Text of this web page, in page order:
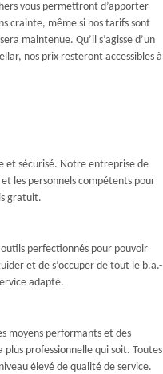
vous permettront d’apporter
crainte, même si nos tarifs sont
maintenue. Qu’il s’agisse d’un
nos prix resteront accessibles à
et sécurisé. Notre entreprise de
les personnels compétents pour
gratuit.
perfectionnés pour pouvoir
et de s’occuper de tout le b.a.-
adapté.
moyens performants et des
professionnelle qui soit. Toutes
élevé de qualité de service.